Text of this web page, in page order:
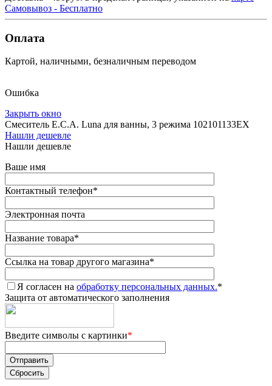
Самовывоз - Бесплатно
Оплата
Картой, наличными, безналичным переводом
Ошибка
Закрыть окно
Смеситель E.C.A. Luna для ванны, 3 режима 102101133EX
Нашли дешевле
Нашли дешевле
Ваше имя
Контактный телефон*
Электронная почта
Название товара*
Ссылка на товар другого магазина*
Я согласен на обработку персональных данных.*
Защита от автоматического заполнения
Введите символы с картинки*